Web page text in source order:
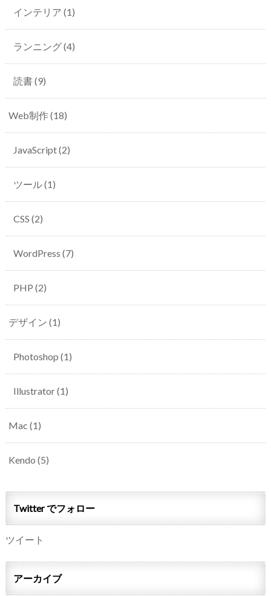
インテリア (1)
ランニング(4)
読書(9)
Web制作(18)
JavaScript(2)
ツール(1)
CSS (2)
WordPress (7)
PHP (2)
デザイン (1)
Photoshop (1)
Illustrator(1)
Mac (1)
Kendo (5)
Twitter でフォロー
ツイート
アーカイブ